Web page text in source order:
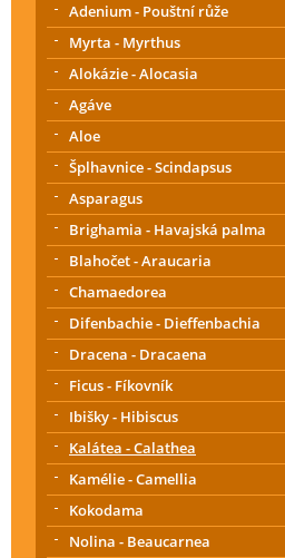
Adenium - Pouštní růže
Myrta - Myrthus
Alokázie - Alocasia
Agáve
Aloe
Šplhavnice - Scindapsus
Asparagus
Brighamia - Havajská palma
Blahočet - Araucaria
Chamaedorea
Difenbachie - Dieffenbachia
Dracena - Dracaena
Ficus - Fíkovník
Ibišky - Hibiscus
Kalátea - Calathea
Kamélie - Camellia
Kokodama
Nolina - Beaucarnea